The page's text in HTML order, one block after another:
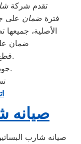
تقدم شركة
فترةضمان على
الأصلية،
ضمان
قطع غيار و تكلفة صيانة عالية.
جودة االتبريد تقل في الصيف.
صيانه
صيانه شارب